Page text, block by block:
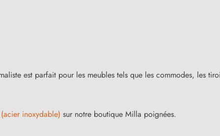
est parfait pour les meubles tels que les commodes, les
inoxydable) sur notre boutique Milla poignées.